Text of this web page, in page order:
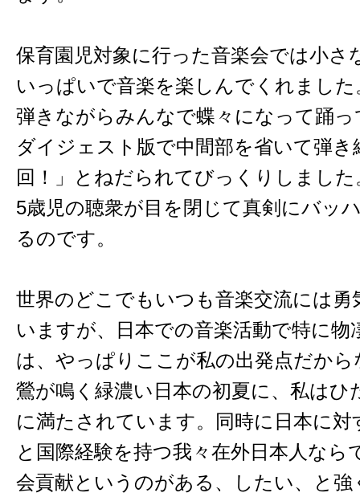
保育園児対象に行った音楽会では小さ
いっぱいで音楽を楽しんでくれまし
弾きながらみんなで蝶々になって踊
ダイジェスト版で中間部を省いて弾
回！」とねだられてびっくりしまし
5歳児の聴衆が目を閉じて真剣にバッ
るのです。
世界のどこでもいつも音楽交流には勇
いますが、日本での音楽活動で特に物
は、やっぱりここが私の出発点だか
鶯が鳴く緑濃い日本の初夏に、私はひ
に満たされています。同時に日本に
と国際経験を持つ我々在外日本人なら
会貢献というのがある、したい、と